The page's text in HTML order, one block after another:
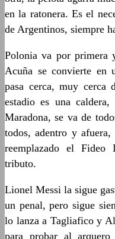
en la ratonera. Es el
de Argentinos, siempre
Polonia va por primera
Acuña se convierte
pasa cerca, muy cerca
estadio es una
Maradona, se va de
todos, adentro y
reemplazado el
tributo.
Lionel Messi la sigue
un penal, pero sigue
lo lanza a Tagliafico y
para probar al